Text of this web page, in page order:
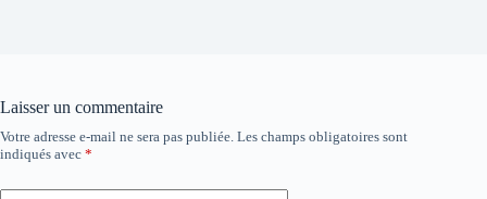
Laisser un commentaire
Votre adresse e-mail ne sera pas publiée. Les champs obligatoires sont
indiqués avec *